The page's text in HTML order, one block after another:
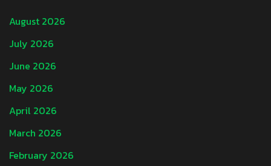
August 2026
July 2026
June 2026
May 2026
April 2026
March 2026
February 2026